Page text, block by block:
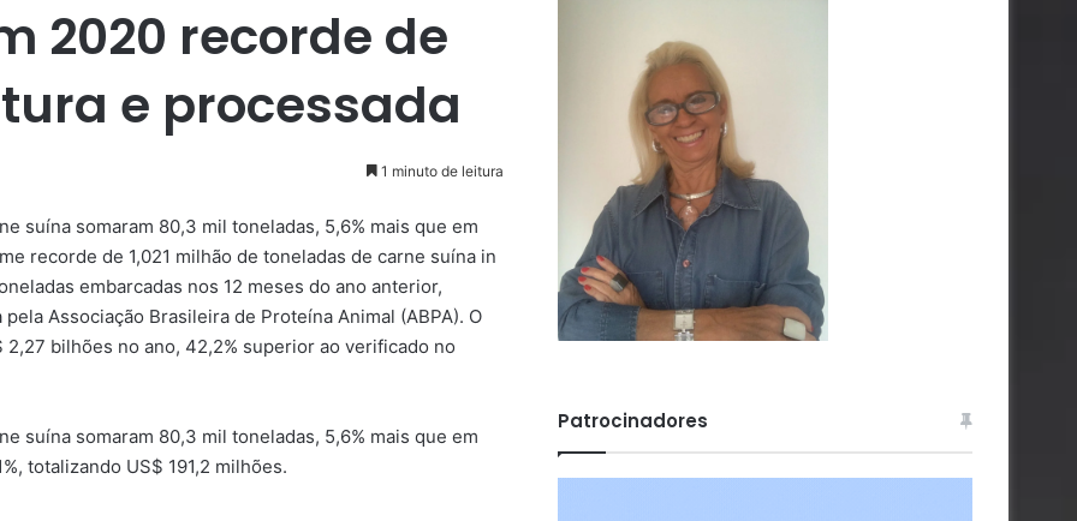
2020 recorde de
e processada
1 minuto de leitura
suína somaram 80,3 mil toneladas, 5,6% mais que em
recorde de 1,021 milhão de toneladas de carne suína in
embarcadas nos 12 meses do ano anterior,
Associação Brasileira de Proteína Animal (ABPA). O
bilhões no ano, 42,2% superior ao verificado no
suína somaram 80,3 mil toneladas, 5,6% mais que em
totalizando US$ 191,2 milhões.
Patrocinadores